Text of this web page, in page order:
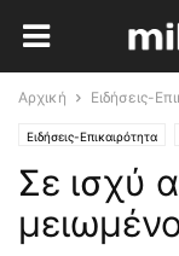
Αρχική Ειδήσεις-
Ειδήσεις-Επικαιρότητα
Σε ισχύ